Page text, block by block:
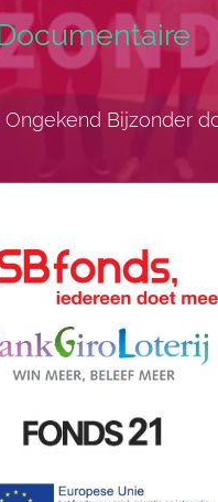
Bijzonder